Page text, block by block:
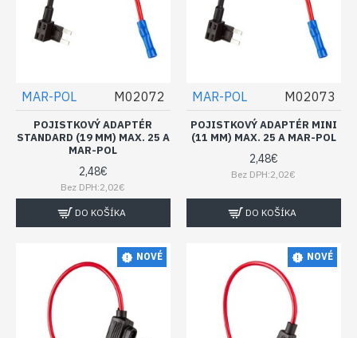
MAR-POL M02072
POJISTKOVÝ ADAPTÉR
STANDARD (19 MM) MAX. 25 A
MAR-POL
2,48€
Bez DPH:2,02€
DO KOŠÍKA
MAR-POL M02073
POJISTKOVÝ ADAPTÉR MINI
(11 MM) MAX. 25 A MAR-POL
2,48€
Bez DPH:2,02€
DO KOŠÍKA
NOVÉ NOVÉ